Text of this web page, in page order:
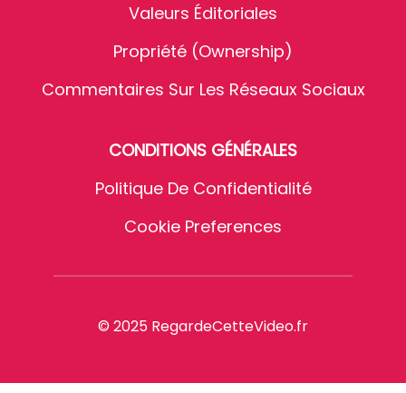
Valeurs Éditoriales
Propriété (Ownership)
Commentaires Sur Les Réseaux Sociaux
CONDITIONS GÉNÉRALES
Politique De Confidentialité
Cookie Preferences
© 2025 RegardeCetteVideo.fr